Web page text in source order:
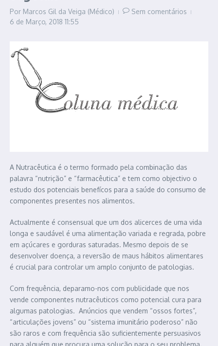
Por Marcos Gil da Veiga (Médico)
Sem comentários
6 de Março, 2018 11:55
A Nutracêutica é o termo formado pela combinação das
palavra “nutrição” e “farmacêutica” e tem como objectivo o
estudo dos potenciais benefícos para a saúde do consumo de
componentes presentes nos alimentos.
Actualmente é consensual que um dos alicerces de uma vida
longa e saudável é uma alimentação variada e regrada, pobre
em açúcares e gorduras saturadas. Mesmo depois de se
desenvolver doença, a reversão de maus hábitos alimentares
é crucial para controlar um amplo conjunto de patologias.
Com frequência, deparamo-nos com publicidade que nos
vende componentes nutracêuticos como potencial cura para
algumas patologias. Anúncios que vendem “ossos fortes”,
“articulações jovens” ou “sistema imunitário poderoso” não
são raros e com frequência são suficientemente persuasivos